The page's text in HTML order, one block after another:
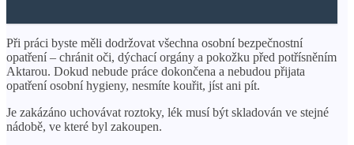
Při práci byste měli dodržovat všechna osobní bezpečnostní
opatření – chránit oči, dýchací orgány a pokožku před potřísněním
Aktarou. Dokud nebude práce dokončena a nebudou přijata
opatření osobní hygieny, nesmíte kouřit, jíst ani pít.
Je zakázáno uchovávat roztoky, lék musí být skladován ve stejné
nádobě, ve které byl zakoupen.